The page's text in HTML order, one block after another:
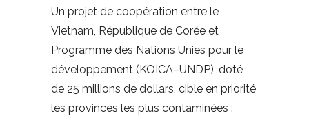
Un projet de coopération entre le
Vietnam, République de Corée et
Programme des Nations Unies pour le
développement (KOICA–UNDP), doté
de 25 millions de dollars, cible en priorité
les provinces les plus contaminées :